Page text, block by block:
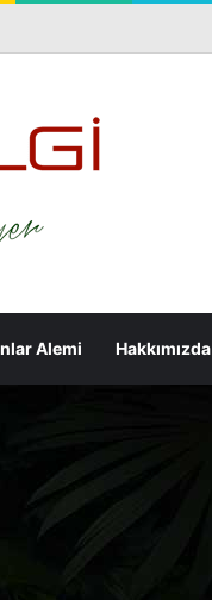
Alemi Hakkımızda